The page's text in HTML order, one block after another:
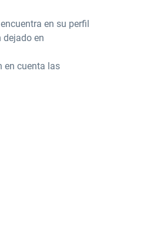
en su perfil
en
en cuenta las